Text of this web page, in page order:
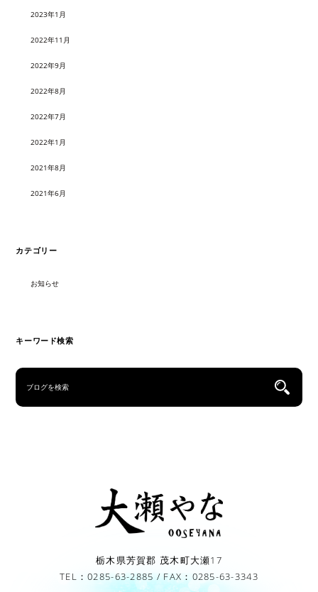
2023年1月
2022年11月
2022年9月
2022年8月
2022年7月
2022年1月
2021年8月
2021年6月
カテゴリー
お知らせ
キーワード検索
栃木県芳賀郡 茂木町大瀬17
TEL：0285-63-2885 / FAX：0285-63-3343